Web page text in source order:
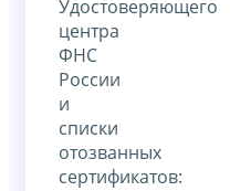
Удостоверяющего
центра
ФНС
России
и
списки
отозванных
сертификатов: